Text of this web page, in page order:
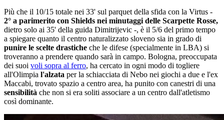
Più che il 10/15 totale nei 33' sul parquet della sfida con la Virtus -
2° a parimerito con Shields nei minutaggi delle Scarpette Rosse,
dietro solo ai 35' della guida Dimitrijevic -, è il 5/6 del primo tempo
a spiegare quanto il centro naturalizzato sloveno sia in grado di
punire le scelte drastiche che le difese (specialmente in LBA) si
troveranno a prendere quando sarà in campo. Bologna, preoccupata
dei suoi voli sopra al ferro, ha cercato in ogni modo di togliere
all'Olimpia l'alzata per la schiacciata di Nebo nei giochi a due e l'ex
Maccabi, trovato spazio a centro area, ha punito con canestri di una
sensibilità che non si era soliti associare a un centro dall'atletismo
così dominante.